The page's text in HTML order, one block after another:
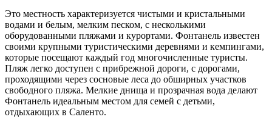
Это местность характеризуется чистыми и кристальными
водами и белым, мелким песком, с несколькими
оборудованными пляжами и курортами. Фонтанель известен
своими крупными туристическими деревнями и кемпингами,
которые посещают каждый год многочисленные туристы.
Пляж легко доступен с прибрежной дороги, с дорогами,
проходящими через сосновые леса до обширных участков
свободного пляжа. Мелкие днища и прозрачная вода делают
Фонтанель идеальным местом для семей с детьми,
отдыхающих в Саленто.